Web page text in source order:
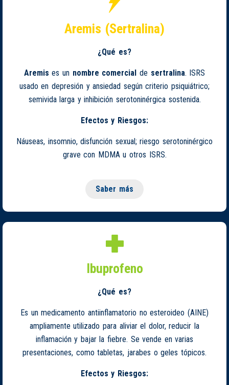
Aremis (Sertralina)
¿Qué es?
Aremis es un nombre comercial de sertralina. ISRS
usado en depresión y ansiedad según criterio psiquiátrico;
semivida larga y inhibición serotoninérgica sostenida.
Efectos y Riesgos:
Náuseas, insomnio, disfunción sexual; riesgo serotoninérgico
grave con MDMA u otros ISRS.
Saber más
Ibuprofeno
¿Qué es?
Es un medicamento antiinflamatorio no esteroideo (AINE)
ampliamente utilizado para aliviar el dolor, reducir la
inflamación y bajar la fiebre. Se vende en varias
presentaciones, como tabletas, jarabes o geles tópicos.
Efectos y Riesgos: